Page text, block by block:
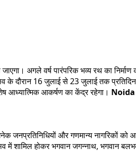
अगले वर्ष पारंपरिक भव्य रथ का निर्माण
के दौरान 16 जुलाई से 23 जुलाई तक
आध्यात्मिक आकर्षण का केंद्र रहेगा।
जनप्रतिनिधियों और गणमान्य नागरिकों
शामिल होकर भगवान जगन्नाथ, भगवान